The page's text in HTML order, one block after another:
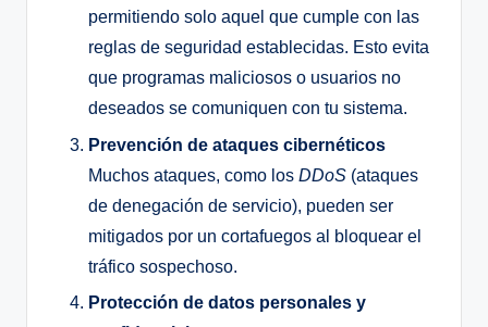
permitiendo solo aquel que cumple con las
reglas de seguridad establecidas. Esto evita
que programas maliciosos o usuarios no
deseados se comuniquen con tu sistema.
Prevención de ataques cibernéticos
Muchos ataques, como los DDoS (ataques
de denegación de servicio), pueden ser
mitigados por un cortafuegos al bloquear el
tráfico sospechoso.
Protección de datos personales y